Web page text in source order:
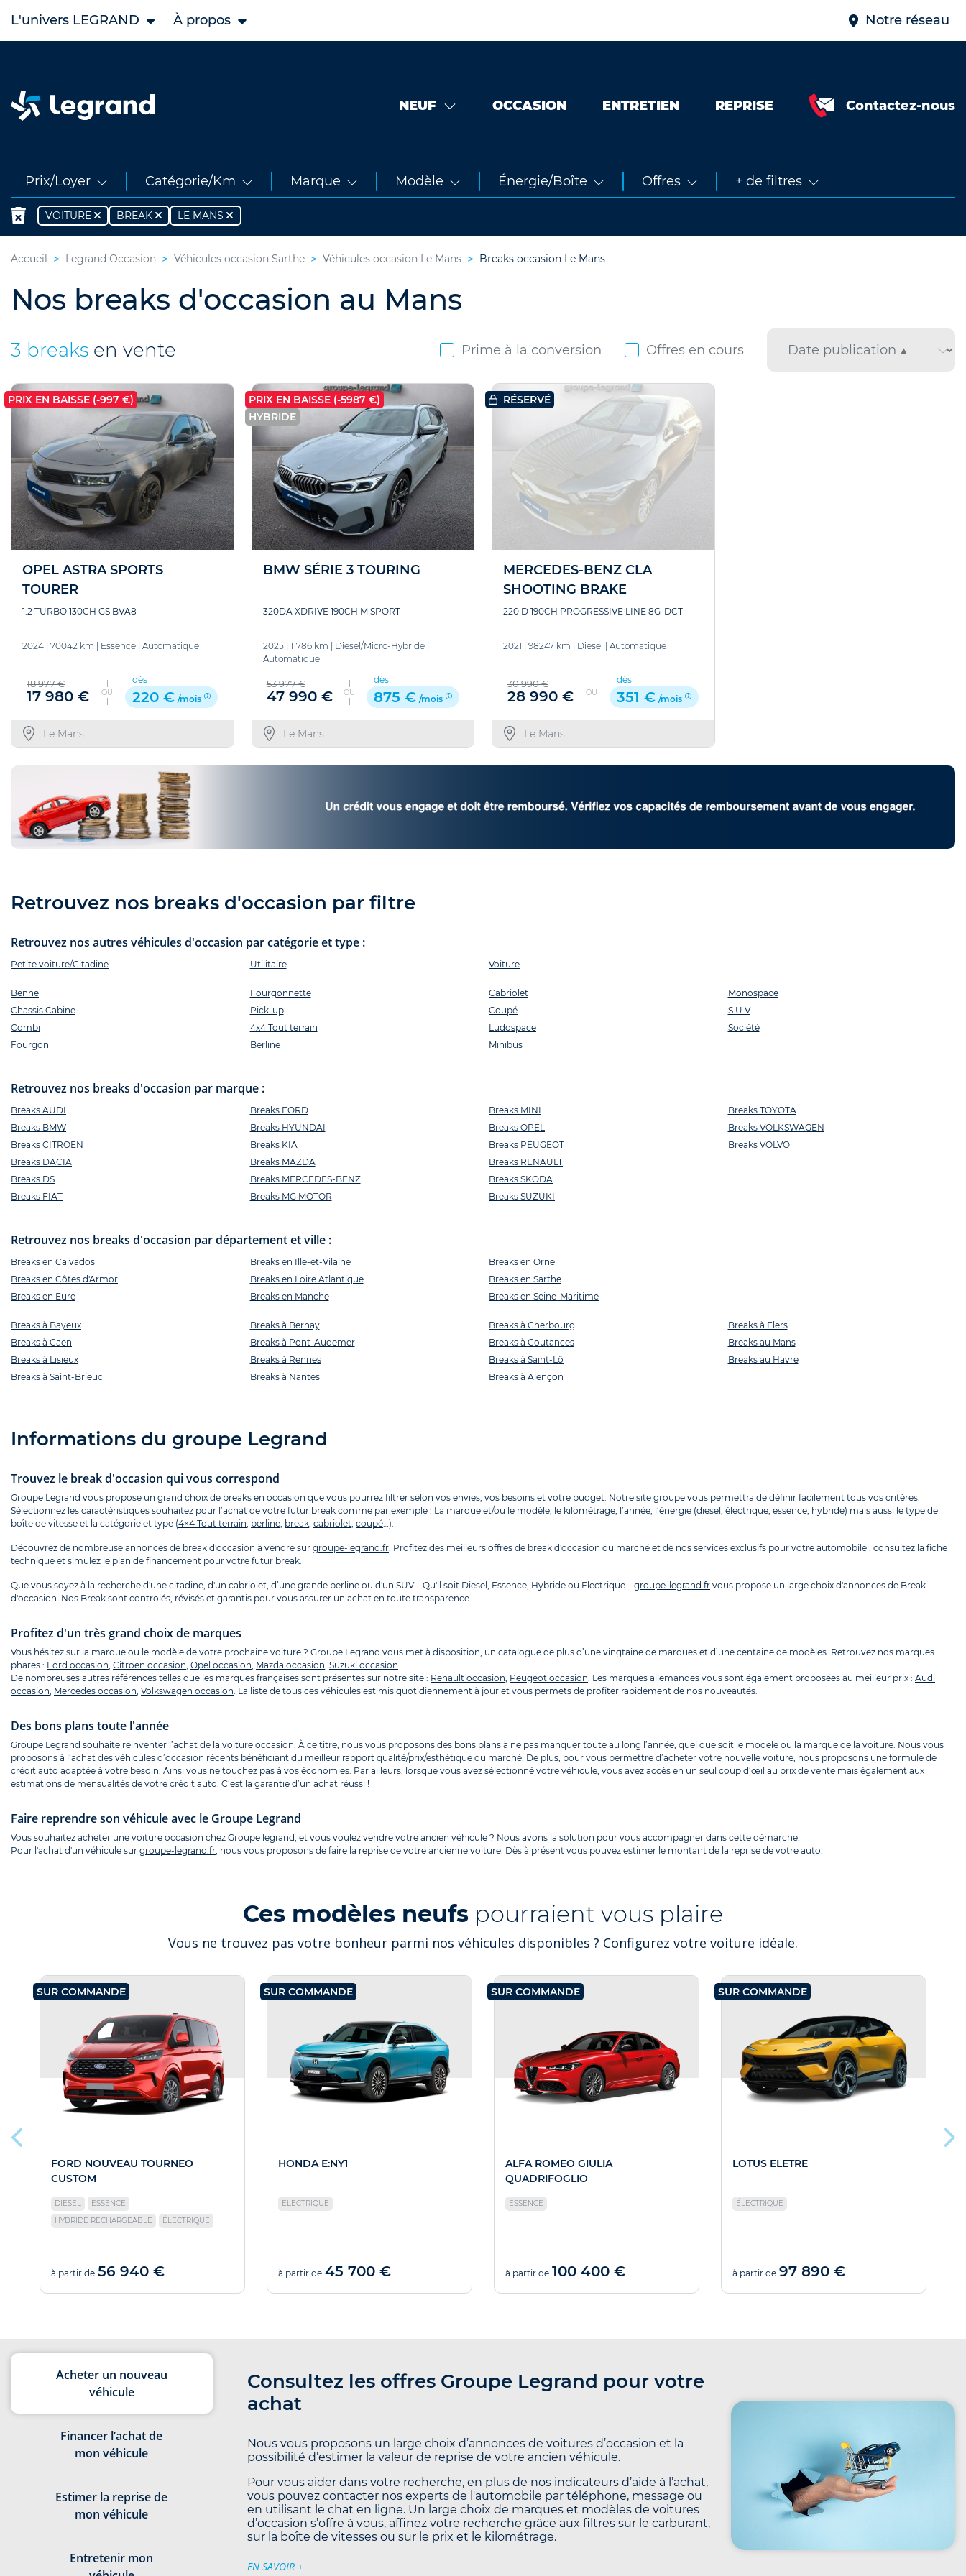
L'univers LEGRAND À propos Notre réseau
NEUF OCCASION ENTRETIEN REPRISE
Contactez-nous
Prix/Loyer Catégorie/Km Marque Modèle Énergie/Boîte Offres + de filtres
VOITURE BREAK LE MANS
Accueil Legrand Occasion Véhicules occasion Sarthe Véhicules occasion Le Mans Breaks occasion Le Mans
Nos breaks d'occasion au Mans
3 breaks en vente Prime à la conversion Offres en cours
PRIX EN BAISSE (-997 €)
OPEL ASTRA SPORTS
TOURER
1.2 TURBO 130CH GS BVA8
2024 70042 km Essence Automatique
18 977 €
17 980 € OU
dès
220 € /mois
Le Mans
PRIX EN BAISSE (-5987 €)
HYBRIDE
BMW SÉRIE 3 TOURING
320DA XDRIVE 190CH M SPORT
2025| 11786 km Diesel/Micro-Hybride|
Automatique
53 977 €
47 990 € OU
dès
875 € /mois
Le Mans
RÉSERVÉ
MERCEDES-BENZ CLA
SHOOTING BRAKE
220 D 190CH PROGRESSIVE LINE 8G-DCT
2021 98247 km Diesel Automatique
30 990 €
28 990 € OU
dès
351 € /mois
Le Mans
Retrouvez nos breaks d'occasion par filtre
Retrouvez nos autres véhicules d'occasion par catégorie et type :
Petite voiture/Citadine Utilitaire Voiture
Benne
Chassis Cabine
Combi
Fourgon
Fourgonnette
Pick-up
4x4 Tout terrain
Berline
Cabriolet
Coupé
Ludospace
Minibus
Monospace
S.U.V
Société
Retrouvez nos breaks d'occasion par marque :
Breaks AUDI
Breaks BMW
Breaks CITROEN
Breaks DACIA
Breaks DS
Breaks FIAT
Breaks FORD
Breaks HYUNDAI
Breaks KIA
Breaks MAZDA
Breaks MERCEDES-BENZ
Breaks MG MOTOR
Breaks MINI
Breaks OPEL
Breaks PEUGEOT
Breaks RENAULT
Breaks SKODA
Breaks SUZUKI
Breaks TOYOTA
Breaks VOLKSWAGEN
Breaks VOLVO
Retrouvez nos breaks d'occasion par département et ville :
Breaks en Calvados
Breaks en Côtes d'Armor
Breaks en Eure
Breaks en Ille-et-Vilaine
Breaks en Loire Atlantique
Breaks en Manche
Breaks en Orne
Breaks en Sarthe
Breaks en Seine-Maritime
Breaks à Bayeux
Breaks à Caen
Breaks à Lisieux
Breaks à Saint-Brieuc
Breaks à Bernay
Breaks à Pont-Audemer
Breaks à Rennes
Breaks à Nantes
Breaks à Cherbourg
Breaks à Coutances
Breaks à Saint-Lô
Breaks à Alençon
Breaks à Flers
Breaks au Mans
Breaks au Havre
Informations du groupe Legrand
Trouvez le break d'occasion qui vous correspond
Groupe Legrand vous propose un grand choix de breaks en occasion que vous pourrez filtrer selon vos envies, vos besoins et votre budget. Notre site groupe vous permettra de définir facilement tous vos critères.
Sélectionnez les caractéristiques souhaitez pour l’achat de votre futur break comme par exemple : La marque et/ou le modèle, le kilométrage, l’année, l’énergie (diesel, électrique, essence, hybride) mais aussi le type de
boîte de vitesse et la catégorie et type (4×4 Tout terrain berline break cabriolet coupé …).
Découvrez de nombreuse annonces de break d'occasion à vendre sur groupe-legrand.fr . Profitez des meilleurs offres de break d'occasion du marché et de nos services exclusifs pour votre automobile : consultez la fiche
technique et simulez le plan de financement pour votre futur break.
Que vous soyez à la recherche d'une citadine, d'un cabriolet, d’une grande berline ou d'un SUV... Qu'il soit Diesel, Essence, Hybride ou Electrique... groupe-legrand.fr vous propose un large choix d'annonces de Break
d'occasion. Nos Break sont controlés, révisés et garantis pour vous assurer un achat en toute transparence.
Profitez d'un très grand choix de marques
Vous hésitez sur la marque ou le modèle de votre prochaine voiture ? Groupe Legrand vous met à disposition, un catalogue de plus d’une vingtaine de marques et d’une centaine de modèles. Retrouvez nos marques
phares : Ford occasion Citroën occasion Opel occasion Mazda occasion Suzuki occasion
De nombreuses autres références telles que les marques françaises sont présentes sur notre site : Renault occasion Peugeot occasion . Les marques allemandes vous sont également proposées au meilleur prix : Audi
occasion Mercedes occasion Volkswagen occasion . La liste de tous ces véhicules est mis quotidiennement à jour et vous permets de profiter rapidement de nos nouveautés.
Des bons plans toute l'année
Groupe Legrand souhaite réinventer l’achat de la voiture occasion. À ce titre, nous vous proposons des bons plans à ne pas manquer toute au long l’année, quel que soit le modèle ou la marque de la voiture. Nous vous
proposons à l’achat des véhicules d’occasion récents bénéficiant du meilleur rapport qualité/prix/esthétique du marché. De plus, pour vous permettre d’acheter votre nouvelle voiture, nous proposons une formule de
crédit auto adaptée à votre besoin. Ainsi vous ne touchez pas à vos économies. Par ailleurs, lorsque vous avez sélectionné votre véhicule, vous avez accès en un seul coup d’œil au prix de vente mais également aux
estimations de mensualités de votre crédit auto. C’est la garantie d’un achat réussi !
Faire reprendre son véhicule avec le Groupe Legrand
Vous souhaitez acheter une voiture occasion chez Groupe legrand, et vous voulez vendre votre ancien véhicule ? Nous avons la solution pour vous accompagner dans cette démarche.
Pour l'achat d'un véhicule sur groupe-legrand.fr , nous vous proposons de faire la reprise de votre ancienne voiture. Dès à présent vous pouvez estimer le montant de la reprise de votre auto.
Ces modèles neufs pourraient vous plaire
Vous ne trouvez pas votre bonheur parmi nos véhicules disponibles ? Configurez votre voiture idéale.
SUR COMMANDE
FORD NOUVEAU TOURNEO
CUSTOM
DIESEL
ESSENCE
HYBRIDE RECHARGEABLE
ÉLECTRIQUE
à partir de 56 940 €
SUR COMMANDE
HONDA E:NY1
ÉLECTRIQUE
à partir de 45 700 €
SUR COMMANDE
ALFA ROMEO GIULIA
QUADRIFOGLIO
ESSENCE
à partir de 100 400 €
SUR COMMANDE
LOTUS ELETRE
ÉLECTRIQUE
à partir de 97 890 €
Acheter un nouveau
véhicule
Financer l’achat de
mon véhicule
Estimer la reprise de
mon véhicule
Entretenir mon
Consultez les offres Groupe Legrand pour votre
achat
Nous vous proposons un large choix d’annonces de voitures d’occasion et la
possibilité d’estimer la valeur de reprise de votre ancien véhicule.
Pour vous aider dans votre recherche, en plus de nos indicateurs d’aide à l’achat,
vous pouvez contacter nos experts de l'automobile par téléphone, message ou
en utilisant le chat en ligne. Un large choix de marques et modèles de voitures
d’occasion s’offre à vous, affinez votre recherche grâce aux filtres sur le carburant,
sur la boîte de vitesses ou sur le prix et le kilométrage.
EN SAVOIR +